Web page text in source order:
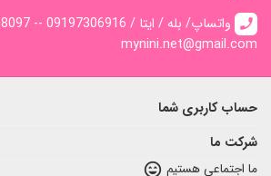
call 02144438097 -- واتساپ/ بله / ایتا / 09197306916
mynini.net@gmail.com
حساب کاربری شما
شرکت ما
ما اجتماعی هستیم sentiment_very_satisfied